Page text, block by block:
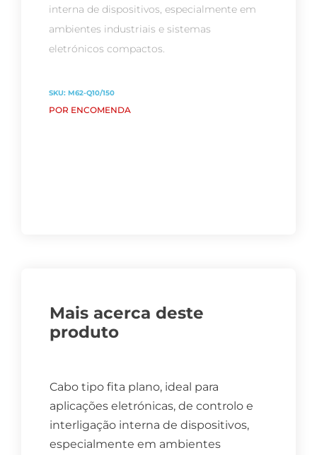
interna de dispositivos, especialmente em
ambientes industriais e sistemas
eletrónicos compactos.
SKU: M62-Q10/150
POR ENCOMENDA
Mais acerca deste
produto
Cabo tipo fita plano, ideal para
aplicações eletrónicas, de controlo e
interligação interna de dispositivos,
especialmente em ambientes